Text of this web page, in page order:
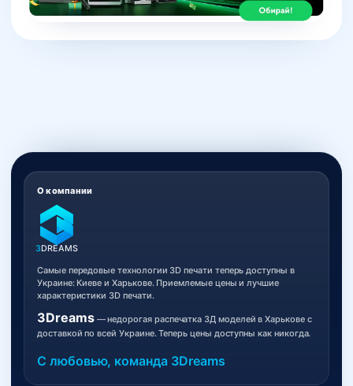
О компании
3DREAMS
Самые передовые технологии 3D печати теперь доступны в
Украине: Киеве и Харькове. Приемлемые цены и лучшие
характеристики 3D печати.
3Dreams— недорогая распечатка 3Д моделей в Харькове с
доставкой по всей Украине. Теперь цены доступны как никогда.
С любовью, команда 3Dreams